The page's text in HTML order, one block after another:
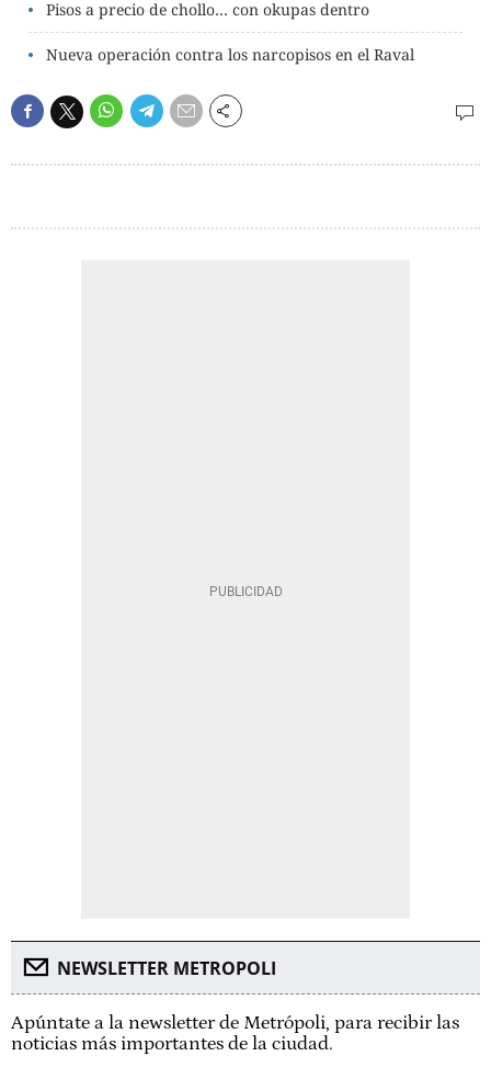
Pisos a precio de chollo… con okupas dentro
Nueva operación contra los narcopisos en el Raval
NEWSLETTER METROPOLI
Apúntate a la newsletter de Metrópoli, para recibir las
noticias más importantes de la ciudad.